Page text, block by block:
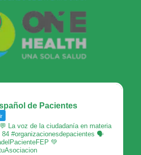
de Pacientes
voz de la ciudadanía en materia
84 #organizacionesdepacientes 🗣
💚